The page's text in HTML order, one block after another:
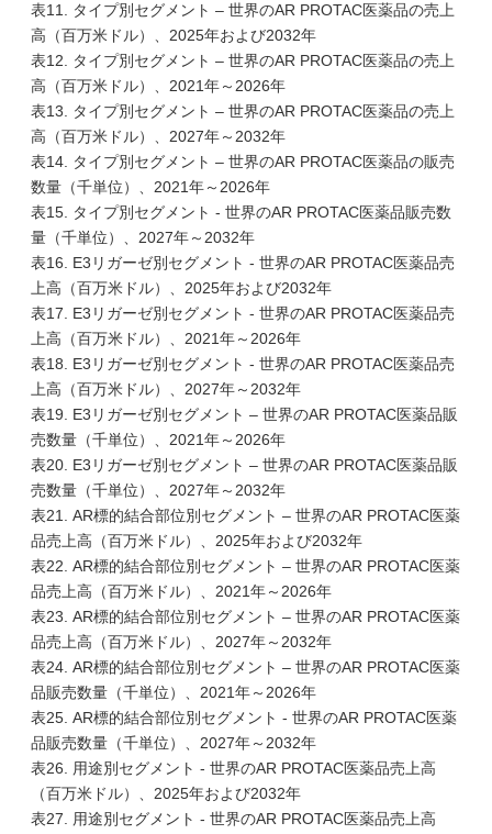
表11. タイプ別セグメント – 世界のAR PROTAC医薬品の売上
高（百万米ドル）、2025年および2032年
表12. タイプ別セグメント – 世界のAR PROTAC医薬品の売上
高（百万米ドル）、2021年～2026年
表13. タイプ別セグメント – 世界のAR PROTAC医薬品の売上
高（百万米ドル）、2027年～2032年
表14. タイプ別セグメント – 世界のAR PROTAC医薬品の販売
数量（千単位）、2021年～2026年
表15. タイプ別セグメント - 世界のAR PROTAC医薬品販売数
量（千単位）、2027年～2032年
表16. E3リガーゼ別セグメント - 世界のAR PROTAC医薬品売
上高（百万米ドル）、2025年および2032年
表17. E3リガーゼ別セグメント - 世界のAR PROTAC医薬品売
上高（百万米ドル）、2021年～2026年
表18. E3リガーゼ別セグメント - 世界のAR PROTAC医薬品売
上高（百万米ドル）、2027年～2032年
表19. E3リガーゼ別セグメント – 世界のAR PROTAC医薬品販
売数量（千単位）、2021年～2026年
表20. E3リガーゼ別セグメント – 世界のAR PROTAC医薬品販
売数量（千単位）、2027年～2032年
表21. AR標的結合部位別セグメント – 世界のAR PROTAC医薬
品売上高（百万米ドル）、2025年および2032年
表22. AR標的結合部位別セグメント – 世界のAR PROTAC医薬
品売上高（百万米ドル）、2021年～2026年
表23. AR標的結合部位別セグメント – 世界のAR PROTAC医薬
品売上高（百万米ドル）、2027年～2032年
表24. AR標的結合部位別セグメント – 世界のAR PROTAC医薬
品販売数量（千単位）、2021年～2026年
表25. AR標的結合部位別セグメント - 世界のAR PROTAC医薬
品販売数量（千単位）、2027年～2032年
表26. 用途別セグメント - 世界のAR PROTAC医薬品売上高
（百万米ドル）、2025年および2032年
表27. 用途別セグメント - 世界のAR PROTAC医薬品売上高